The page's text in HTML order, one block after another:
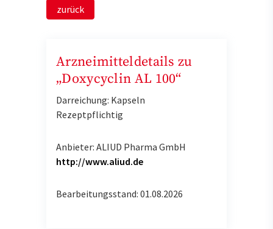
zurück
Arzneimitteldetails zu
„Doxycyclin AL 100“
Darreichung: Kapseln
Rezeptpflichtig
Anbieter: ALIUD Pharma GmbH
http://www.aliud.de
Bearbeitungsstand: 01.08.2026